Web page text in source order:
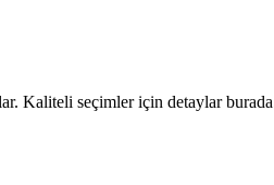
Kaliteli seçimler için detaylar